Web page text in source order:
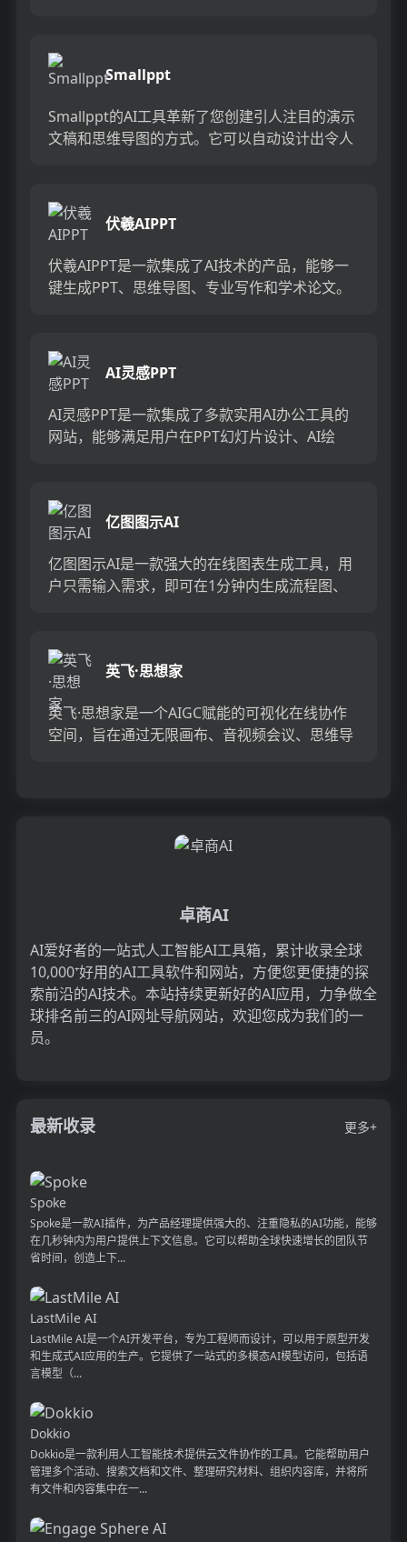
Smallppt
Smallppt的AI工具革新了您创建引人注目的演示
文稿和思维导图的方式。它可以自动设计出令人
伏羲AIPPT
伏羲AIPPT是一款集成了AI技术的产品，能够一
键生成PPT、思维导图、专业写作和学术论文。
AI灵感PPT
AI灵感PPT是一款集成了多款实用AI办公工具的
网站，能够满足用户在PPT幻灯片设计、AI绘
亿图图示AI
亿图图示AI是一款强大的在线图表生成工具，用
户只需输入需求，即可在1分钟内生成流程图、
英飞·思想家
英飞·思想家是一个AIGC赋能的可视化在线协作
空间，旨在通过无限画布、音视频会议、思维导
卓商AI
AI爱好者的一站式人工智能AI工具箱，累计收录全球
10,000⁺好用的AI工具软件和网站，方便您更便捷的探
索前沿的AI技术。本站持续更新好的AI应用，力争做全
球排名前三的AI网址导航网站，欢迎您成为我们的一
员。
最新收录 更多+
Spoke
Spoke是一款AI插件，为产品经理提供强大的、注重隐私的AI功能，能够
在几秒钟内为用户提供上下文信息。它可以帮助全球快速增长的团队节
省时间，创造上下...
LastMile AI
LastMile AI是一个AI开发平台，专为工程师而设计，可以用于原型开发
和生成式AI应用的生产。它提供了一站式的多模态AI模型访问，包括语
言模型（...
Dokkio
Dokkio是一款利用人工智能技术提供云文件协作的工具。它能帮助用户
管理多个活动、搜索文档和文件、整理研究材料、组织内容库，并将所
有文件和内容集中在一...